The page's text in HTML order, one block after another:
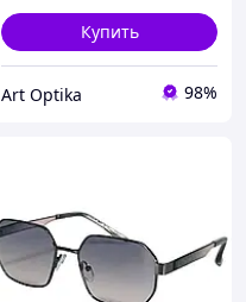
Купить
Art Optika 98%